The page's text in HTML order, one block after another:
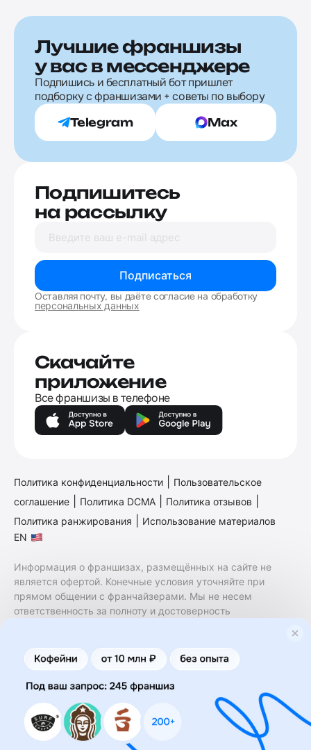
Лучшие франшизы
у вас в мессенджере
Подпишись и бесплатный бот пришлет
подборку с франшизами + советы по выбору
Telegram Max
Подпишитесь
на рассылку
Подписаться
Оставляя почту, вы даёте согласие на обработку
персональных данных
Скачайте
приложение
Все франшизы в телефоне
Политика конфиденциальности
Пользовательское
соглашение
Политика DCMA Политика отзывов
Политика ранжирования
Использование материалов
EN
Информация о франшизах, размещённых на сайте не
является офертой. Конечные условия уточняйте при
прямом общении с франчайзерами. Мы не несем
ответственность за полноту и достоверность
финансовые услуги. Заключение договоров
коммерческой концессии (франчайзинга) осуществляется
правообладателями/их представителями. Бизнесменс.ру
не является посредником или представителем
правообладателя и не несет ответственность за условия
предоставления франшизы и действия лиц,
осуществленные на основании информации, имеющейся